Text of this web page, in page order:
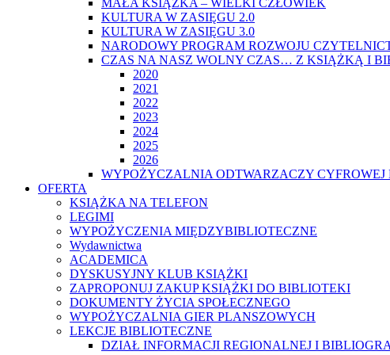
MAŁA KSIĄŻKA – WIELKI CZŁOWIEK
KULTURA W ZASIĘGU 2.0
KULTURA W ZASIĘGU 3.0
NARODOWY PROGRAM ROZWOJU
CZAS NA NASZ WOLNY CZAS… Z KSIĄŻKĄ I
2020
2021
2022
2023
2024
2025
2026
WYPOŻYCZALNIA ODTWARZACZY
OFERTA
KSIĄŻKA NA TELEFON
LEGIMI
WYPOŻYCZENIA MIĘDZYBIBLIOTECZNE
Wydawnictwa
ACADEMICA
DYSKUSYJNY KLUB KSIĄŻKI
ZAPROPONUJ ZAKUP KSIĄŻKI DO BIBLIOTEKI
DOKUMENTY ŻYCIA SPOŁECZNEGO
WYPOŻYCZALNIA GIER PLANSZOWYCH
LEKCJE BIBLIOTECZNE
DZIAŁ INFORMACJI REGIONALNEJ I